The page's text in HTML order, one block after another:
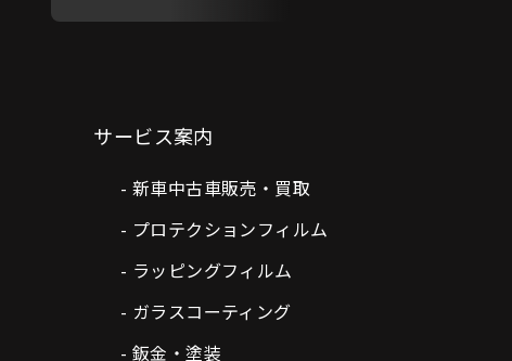
サービス案内
新車中古車販売・買取
プロテクションフィルム
ラッピングフィルム
ガラスコーティング
鈑金・塗装